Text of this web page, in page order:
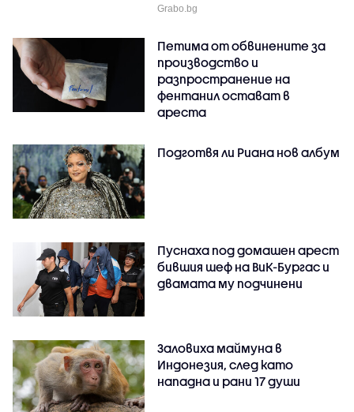
Grabo.bg
Петима от обвинените за
производство и
разпространение на
фентанил остават в
ареста
Подготвя ли Риана нов албум
Пуснаха под домашен арест
бившия шеф на ВиК-Бургас и
двамата му подчинени
Заловиха маймуна в
Индонезия, след като
нападна и рани 17 души